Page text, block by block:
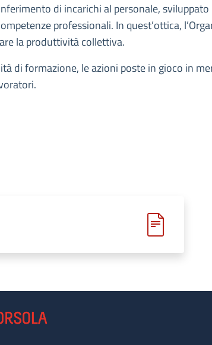
di incarichi al personale,
professionali. In quest’ottica,
la produttività collettiva.
di formazione, le azioni poste in gioco in